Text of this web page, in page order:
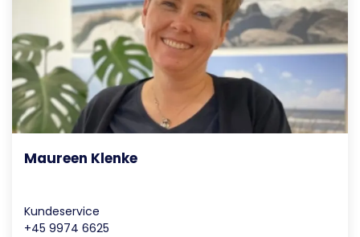
Maureen Klenke
Kundeservice
+45 9974 6625